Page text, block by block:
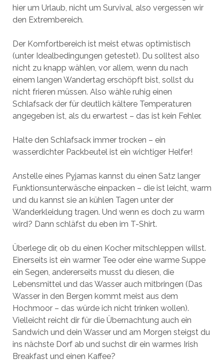
hier um Urlaub, nicht um Survival, also vergessen wir
den Extrembereich.
Der Komfortbereich ist meist etwas optimistisch
(unter Idealbedingungen getestet). Du solltest also
nicht zu knapp wählen, vor allem, wenn du nach
einem langen Wandertag erschöpft bist, sollst du
nicht frieren müssen. Also wähle ruhig einen
Schlafsack der für deutlich kältere Temperaturen
angegeben ist, als du erwartest – das ist kein Fehler.
Halte den Schlafsack immer trocken – ein
wasserdichter Packbeutel ist ein wichtiger Helfer!
Anstelle eines Pyjamas kannst du einen Satz langer
Funktionsunterwäsche einpacken – die ist leicht, warm
und du kannst sie an kühlen Tagen unter der
Wanderkleidung tragen. Und wenn es doch zu warm
wird? Dann schläfst du eben im T-Shirt.
Überlege dir, ob du einen Kocher mitschleppen willst.
Einerseits ist ein warmer Tee oder eine warme Suppe
ein Segen, andererseits musst du diesen, die
Lebensmittel und das Wasser auch mitbringen (Das
Wasser in den Bergen kommt meist aus dem
Hochmoor – das würde ich nicht trinken wollen).
Vielleicht reicht dir für die Übernachtung auch ein
Sandwich und dein Wasser und am Morgen steigst du
ins nächste Dorf ab und suchst dir ein warmes Irish
Breakfast und einen Kaffee?